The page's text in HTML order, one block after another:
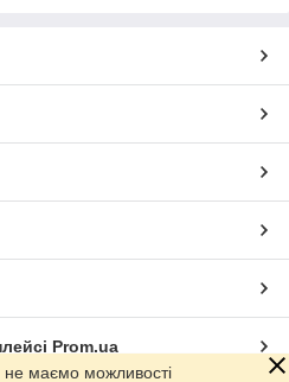
Prom.ua
маємо можливості